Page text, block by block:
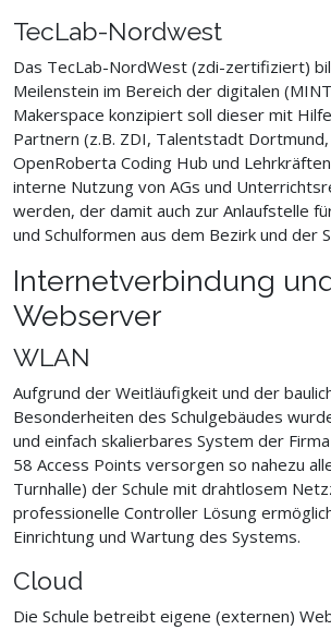
TecLab-Nordwest
Das TecLab-NordWest (zdi-zertifiziert)
Meilenstein im Bereich der digitalen
Makerspace konzipiert soll dieser mit
Partnern (z.B. ZDI, Talentstadt
OpenRoberta Coding Hub und
interne Nutzung von AGs und
werden, der damit auch zur Anlaufstelle
und Schulformen aus dem Bezirk und der
Internetverbindung
Webserver
WLAN
Aufgrund der Weitläufigkeit und der
Besonderheiten des Schulgebäudes
und einfach skalierbares System der
58 Access Points versorgen so nahezu
Turnhalle) der Schule mit drahtlosem
professionelle Controller Lösung
Einrichtung und Wartung des Systems.
Cloud
Die Schule betreibt eigene (externen)